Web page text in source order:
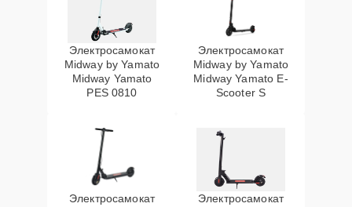
Электросамокат
Midway by Yamato
Midway Yamato
PES 0810
Электросамокат
Midway by Yamato
Midway Yamato E-
Scooter S
Электросамокат
Электросамокат